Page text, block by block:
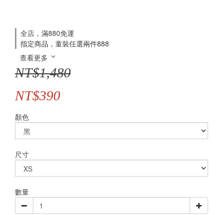
全店，滿880免運
指定商品，童裝任選兩件888
查看更多
NT$1,480
NT$390
顏色
尺寸
數量